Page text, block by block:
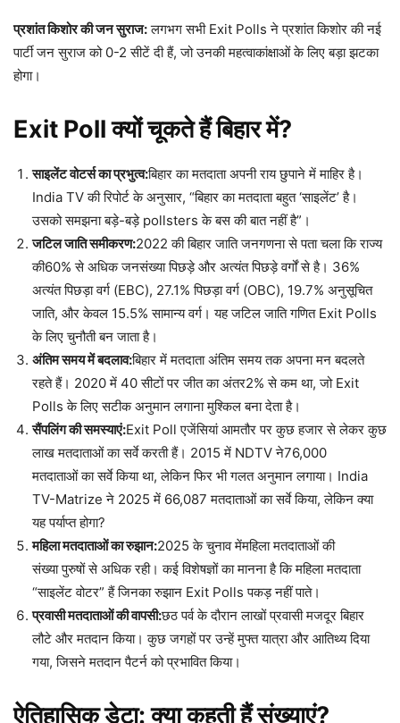
प्रशांत किशोर की जन सुराज:लगभग सभी Exit Polls ने प्रशांत किशोर की नई
पार्टी जन सुराज को 0-2 सीटें दी हैं, जो उनकी महत्वाकांक्षाओं के लिए बड़ा झटका
होगा।​
Exit Pollक्यों चूकते हैं बिहार में?
साइलेंट वोटर्स का प्रभुत्व:बिहार का मतदाता अपनी राय छुपाने में माहिर है।
India TV की रिपोर्ट के अनुसार, “बिहार का मतदाता बहुत ‘साइलेंट’ है।
उसको समझना बड़े-बड़े pollsters के बस की बात नहीं है”।​
जटिल जाति समीकरण:2022 की बिहार जाति जनगणना से पता चला कि राज्य
की60% से अधिक जनसंख्या पिछड़े और अत्यंत पिछड़े वर्गों से है। 36%
अत्यंत पिछड़ा वर्ग (EBC), 27.1% पिछड़ा वर्ग (OBC), 19.7% अनुसूचित
जाति, और केवल 15.5% सामान्य वर्ग। यह जटिल जाति गणित Exit Polls
के लिए चुनौती बन जाता है।​
अंतिम समय में बदलाव:बिहार में मतदाता अंतिम समय तक अपना मन बदलते
रहते हैं। 2020 में 40 सीटों पर जीत का अंतर2% से कम था, जो Exit
Polls के लिए सटीक अनुमान लगाना मुश्किल बना देता है।​
सैंपलिंग की समस्याएं:Exit Poll एजेंसियां आमतौर पर कुछ हजार से लेकर कुछ
लाख मतदाताओं का सर्वे करती हैं। 2015 में NDTV ने76,000
मतदाताओं का सर्वे किया था, लेकिन फिर भी गलत अनुमान लगाया। India
TV-Matrize ने 2025 में 66,087 मतदाताओं का सर्वे किया, लेकिन क्या
यह पर्याप्त होगा?​
महिला मतदाताओं का रुझान:2025 के चुनाव मेंमहिला मतदाताओं की
संख्या पुरुषों से अधिक रही। कई विशेषज्ञों का मानना है कि महिला मतदाता
“साइलेंट वोटर” हैं जिनका रुझान Exit Polls पकड़ नहीं पाते।​​
प्रवासी मतदाताओं की वापसी:छठ पर्व के दौरान लाखों प्रवासी मजदूर बिहार
लौटे और मतदान किया। कुछ जगहों पर उन्हें मुफ्त यात्रा और आतिथ्य दिया
गया, जिसने मतदान पैटर्न को प्रभावित किया।​​
ऐतिहासिक डेटा: क्या कहती हैं संख्याएं?